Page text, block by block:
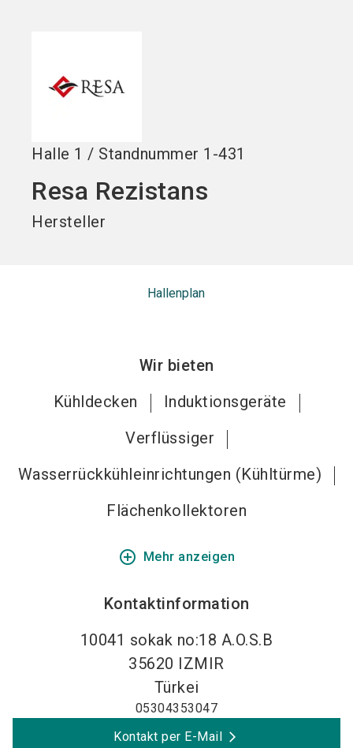
Halle 1 / Standnummer 1-431
Resa Rezistans
Hersteller
Hallenplan
Wir bieten
Kühldecken
Induktionsgeräte
Verflüssiger
Wasserrückkühleinrichtungen (Kühltürme)
Flächenkollektoren
add_circle_outline Mehr anzeigen
Kontaktinformation
10041 sokak no:18 A.O.S.B
35620 IZMIR
Türkei
05304353047
Kontakt per E-Mail